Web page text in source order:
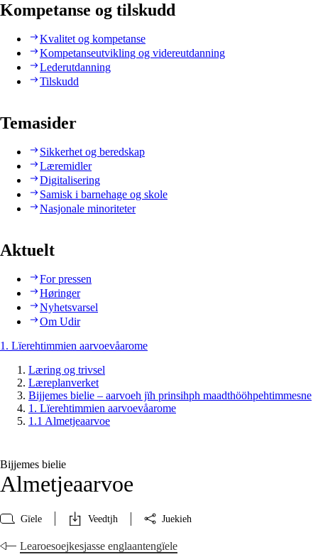
Kompetanse og tilskudd
Kvalitet og kompetanse
Kompetanseutvikling og videreutdanning
Lederutdanning
Tilskudd
Temasider
Sikkerhet og beredskap
Læremidler
Digitalisering
Samisk i barnehage og skole
Nasjonale minoriteter
Aktuelt
For pressen
Høringer
Nyhetsvarsel
Om Udir
1. Lïerehtimmien aarvoevåarome
Læring og trivsel
Læreplanverket
Bijjemes bielie – aarvoeh jïh prinsihph maadthööhpehtimmesne
1. Lïerehtimmien aarvoevåarome
1.1 Almetjeaarvoe
Bijjemes bielie
Almetjeaarvoe
Gïele Veedtjh Juekieh
Learoesoejkesjasse englaantengïele